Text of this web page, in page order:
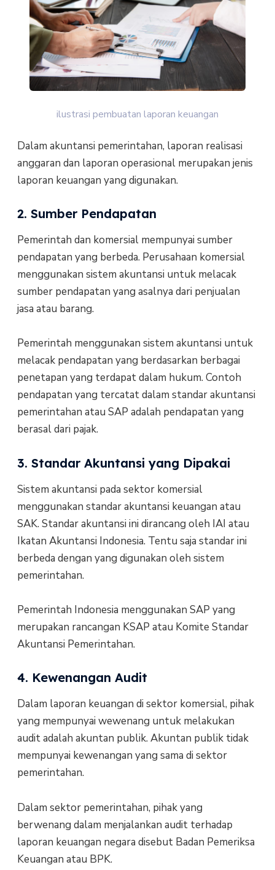
ilustrasi pembuatan laporan keuangan
Dalam akuntansi pemerintahan, laporan realisasi
anggaran dan laporan operasional merupakan jenis
laporan keuangan yang digunakan.
2. Sumber Pendapatan
Pemerintah dan komersial mempunyai sumber
pendapatan yang berbeda. Perusahaan komersial
menggunakan sistem akuntansi untuk melacak
sumber pendapatan yang asalnya dari penjualan
jasa atau barang.
Pemerintah menggunakan sistem akuntansi untuk
melacak pendapatan yang berdasarkan berbagai
penetapan yang terdapat dalam hukum. Contoh
pendapatan yang tercatat dalam standar akuntansi
pemerintahan atau SAP adalah pendapatan yang
berasal dari pajak.
3. Standar Akuntansi yang Dipakai
Sistem akuntansi pada sektor komersial
menggunakan standar akuntansi keuangan atau
SAK. Standar akuntansi ini dirancang oleh IAI atau
Ikatan Akuntansi Indonesia. Tentu saja standar ini
berbeda dengan yang digunakan oleh sistem
pemerintahan.
Pemerintah Indonesia menggunakan SAP yang
merupakan rancangan KSAP atau Komite Standar
Akuntansi Pemerintahan.
4. Kewenangan Audit
Dalam laporan keuangan di sektor komersial, pihak
yang mempunyai wewenang untuk melakukan
audit adalah akuntan publik. Akuntan publik tidak
mempunyai kewenangan yang sama di sektor
pemerintahan.
Dalam sektor pemerintahan, pihak yang
berwenang dalam menjalankan audit terhadap
laporan keuangan negara disebut Badan Pemeriksa
Keuangan atau BPK.